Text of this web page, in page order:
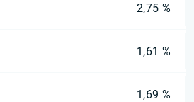
2,75 %
1,61 %
1,69 %